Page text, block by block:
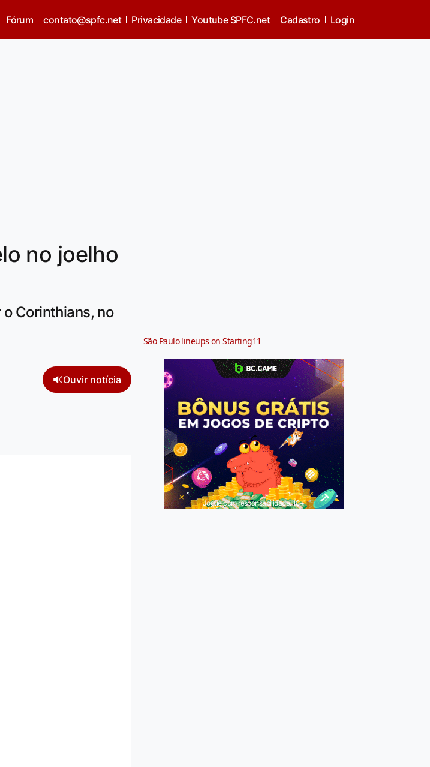
Fórum contato@spfc.net Privacidade Youtube SPFC.net Cadastro Login
no joelho
Corinthians, no
🔊Ouvir notícia
São Paulo lineups on Starting11
Jogue com responsabilidade. 18+